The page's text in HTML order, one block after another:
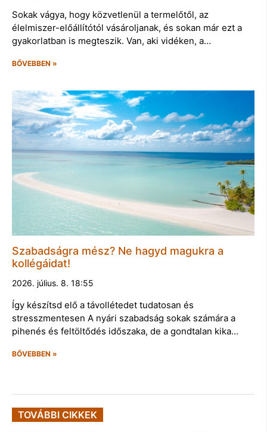
Sokak vágya, hogy közvetlenül a termelőtől, az
élelmiszer-előállítótól vásároljanak, és sokan már ezt a
gyakorlatban is megteszik. Van, aki vidéken, a…
BŐVEBBEN »
Szabadságra mész? Ne hagyd magukra a
kollégáidat!
2026. július. 8. 18:55
Így készítsd elő a távollétedet tudatosan és
stresszmentesen A nyári szabadság sokak számára a
pihenés és feltöltődés időszaka, de a gondtalan kika…
BŐVEBBEN »
TOVÁBBI CIKKEK